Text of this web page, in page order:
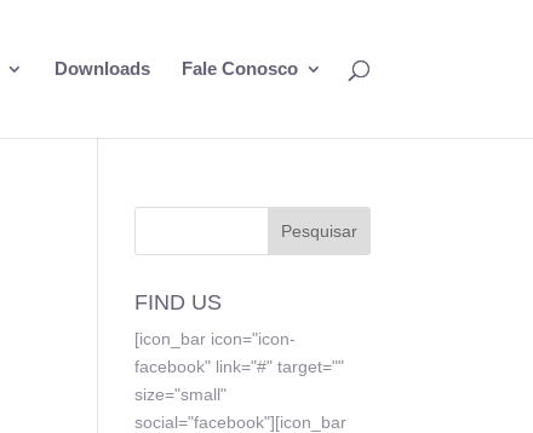
Downloads Fale Conosco
FIND US
[icon_bar icon="icon-
facebook" link="#" target=""
size="small"
social="facebook"][icon_bar